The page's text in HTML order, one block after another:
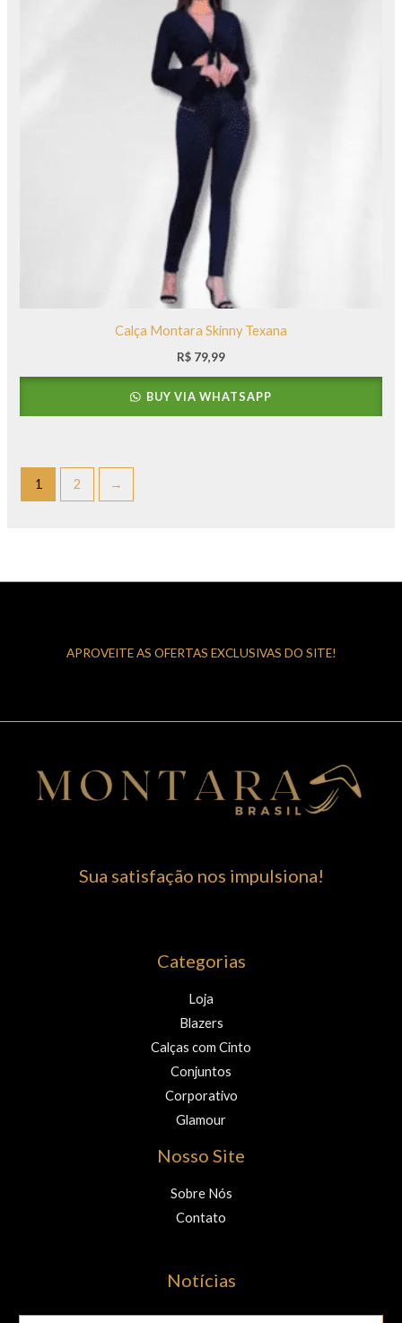
Calça Montara Skinny Texana
R$ 79,99
BUY VIA WHATSAPP
1 2 →
APROVEITE AS OFERTAS EXCLUSIVAS DO SITE!
Sua satisfação nos impulsiona!
Categorias
Loja
Blazers
Calças com Cinto
Conjuntos
Corporativo
Glamour
Nosso Site
Sobre Nós
Contato
Notícias